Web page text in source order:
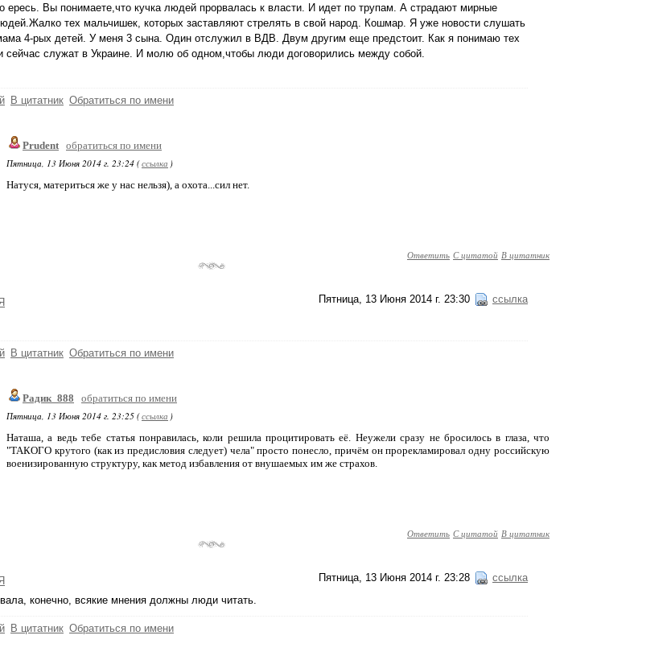
ересь. Вы понимаете,что кучка людей прорвалась к власти. И идет по трупам. А страдают мирные
тех мальчишек, которых заставляют стрелять в свой народ. Кошмар. Я уже новости слушать
4-рых детей. У меня 3 сына. Один отслужил в ВДВ. Двум другим еще предстоит. Как я понимаю тех
сейчас служат в Украине. И молю об одном,чтобы люди договорились между собой.
В цитатник Обратиться по имени
Prudent обратиться по имени
Пятница, 13 Июня 2014 г. 23:24 (ссылка )
Натуся, материться же у нас нельзя), а охота...сил нет.
Ответить С цитатой В цитатник
Пятница, 13 Июня 2014 г. 23:30 ссылка
В цитатник Обратиться по имени
Радик_888
обратиться по имени
Пятница, 13 Июня 2014 г. 23:25 (ссылка )
Наташа, а ведь тебе статья понравилась, коли решила процитировать её. Неужели сразу не бросилось в глаза, что
"ТАКОГО крутого (как из предисловия следует) чела" просто понесло, причём он прорекламировал одну российскую
военизированную структуру, как метод избавления от внушаемых им же страхов.
Ответить С цитатой В цитатник
Пятница, 13 Июня 2014 г. 23:28 ссылка
конечно, всякие мнения должны люди читать.
В цитатник Обратиться по имени